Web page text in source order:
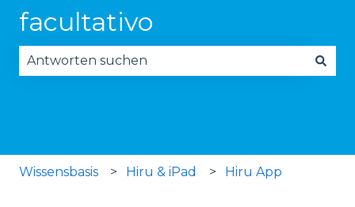
facultativo
Wissensbasis Hiru & iPad Hiru App